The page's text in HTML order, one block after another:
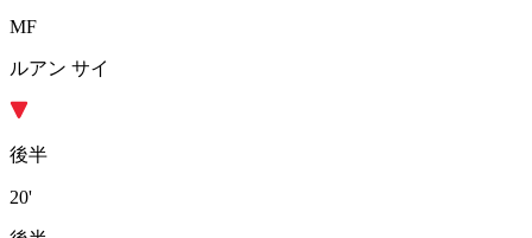
MF
ルアン サイ
後半
20'